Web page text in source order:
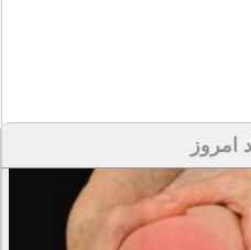
امروز